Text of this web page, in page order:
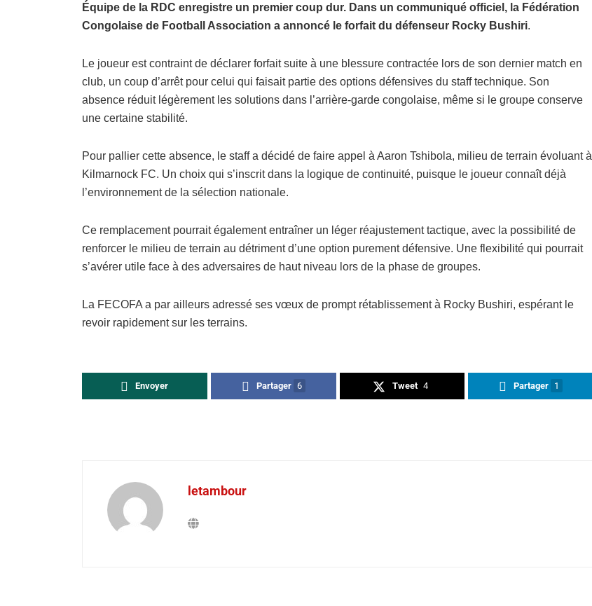
Équipe de la RDC enregistre un premier coup dur. Dans un communiqué officiel, la Fédération
Congolaise de Football Association a annoncé le forfait du défenseur Rocky Bushiri.
Le joueur est contraint de déclarer forfait suite à une blessure contractée lors de son dernier match en
club, un coup d’arrêt pour celui qui faisait partie des options défensives du staff technique. Son
absence réduit légèrement les solutions dans l’arrière-garde congolaise, même si le groupe conserve
une certaine stabilité.
Pour pallier cette absence, le staff a décidé de faire appel à Aaron Tshibola, milieu de terrain évoluant à
Kilmarnock FC. Un choix qui s’inscrit dans la logique de continuité, puisque le joueur connaît déjà
l’environnement de la sélection nationale.
Ce remplacement pourrait également entraîner un léger réajustement tactique, avec la possibilité de
renforcer le milieu de terrain au détriment d’une option purement défensive. Une flexibilité qui pourrait
s’avérer utile face à des adversaires de haut niveau lors de la phase de groupes.
La FECOFA a par ailleurs adressé ses vœux de prompt rétablissement à Rocky Bushiri, espérant le
revoir rapidement sur les terrains.
Envoyer Partager 6 Tweet 4 Partager 1
letambour